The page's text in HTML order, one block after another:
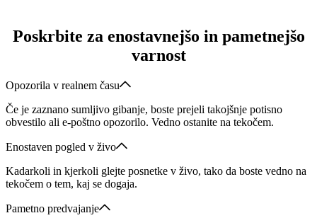
Poskrbite za enostavnejšo in pametnejšo
varnost
Opozorila v realnem času
Če je zaznano sumljivo gibanje, boste prejeli takojšnje potisno
obvestilo ali e-poštno opozorilo. Vedno ostanite na tekočem.
Enostaven pogled v živo
Kadarkoli in kjerkoli glejte posnetke v živo, tako da boste vedno na
tekočem o tem, kaj se dogaja.
Pametno predvajanje